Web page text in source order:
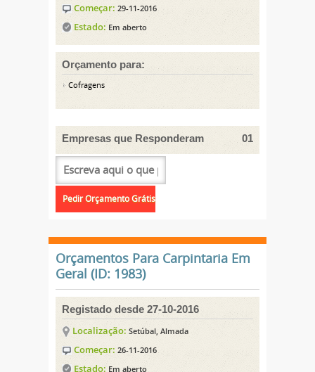
Começar: 29-11-2016
Estado: Em aberto
Orçamento para:
Cofragens
Empresas que Responderam 01
Orçamentos Para Carpintaria Em
Geral (ID: 1983)
Registado desde 27-10-2016
Localização: Setúbal, Almada
Começar: 26-11-2016
Estado: Em aberto